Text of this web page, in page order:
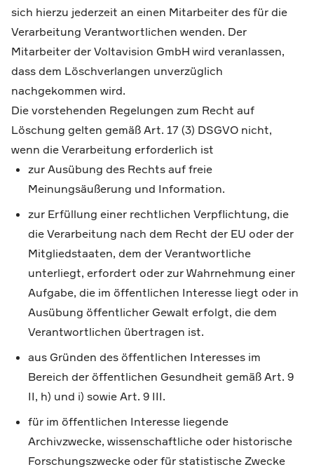
sich hierzu jederzeit an einen Mitarbeiter des für die
Verarbeitung Verantwortlichen wenden. Der
Mitarbeiter der Voltavision GmbH wird veranlassen,
dass dem Löschverlangen unverzüglich
nachgekommen wird.
Die vorstehenden Regelungen zum Recht auf
Löschung gelten gemäß Art. 17 (3) DSGVO nicht,
wenn die Verarbeitung erforderlich ist
zur Ausübung des Rechts auf freie
Meinungsäußerung und Information.
zur Erfüllung einer rechtlichen Verpflichtung, die
die Verarbeitung nach dem Recht der EU oder der
Mitgliedstaaten, dem der Verantwortliche
unterliegt, erfordert oder zur Wahrnehmung einer
Aufgabe, die im öffentlichen Interesse liegt oder in
Ausübung öffentlicher Gewalt erfolgt, die dem
Verantwortlichen übertragen ist.
aus Gründen des öffentlichen Interesses im
Bereich der öffentlichen Gesundheit gemäß Art. 9
II, h) und i) sowie Art. 9 III.
für im öffentlichen Interesse liegende
Archivzwecke, wissenschaftliche oder historische
Forschungszwecke oder für statistische Zwecke